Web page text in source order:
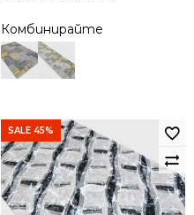
Комбинирайте
SALE 45%